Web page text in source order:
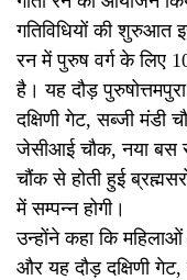
गतिविधियों की शुरुआत
रन में पुरुष वर्ग के लिए
है। यह दौड़
दक्षिणी गेट, सब्जी मंडी
जेसीआई चौक, नया बस
चौंक से होती हुई
में सम्पन्न होगी।
उन्होंने कहा कि महिलाओं
और यह दौड़ दक्षिणी